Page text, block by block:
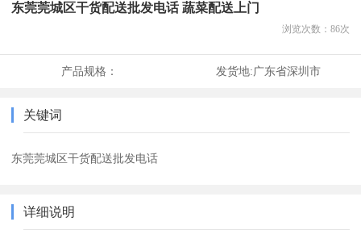
东莞莞城区干货配送批发电话 蔬菜配送上门
浏览次数： 86次
产品规格： 发货地:广东省深圳市
关键词
东莞莞城区干货配送批发电话
详细说明